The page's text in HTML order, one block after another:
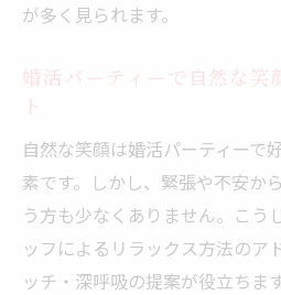
が多く見られます。
婚活パーティーで自然な笑
ト
自然な笑顔は婚活パーティーで
素です。しかし、緊張や不安か
う方も少なくありません。こう
ッフによるリラックス方法のア
ッチ・深呼吸の提案が役立ちます